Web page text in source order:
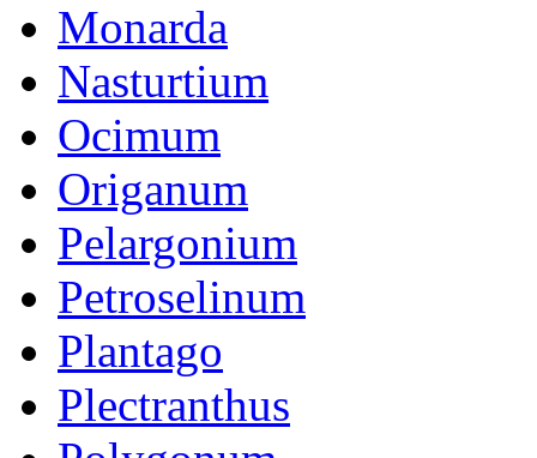
Monarda
Nasturtium
Ocimum
Origanum
Pelargonium
Petroselinum
Plantago
Plectranthus